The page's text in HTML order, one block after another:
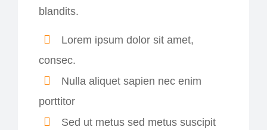
blandits.
Lorem ipsum dolor sit amet,
consec.
Nulla aliquet sapien nec enim
porttitor
Sed ut metus sed metus suscipit